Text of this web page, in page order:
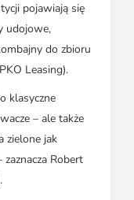
pojawiają się
udojowe,
do zbioru
Leasing).
klasyczne
– ale także
zielone jak
Robert